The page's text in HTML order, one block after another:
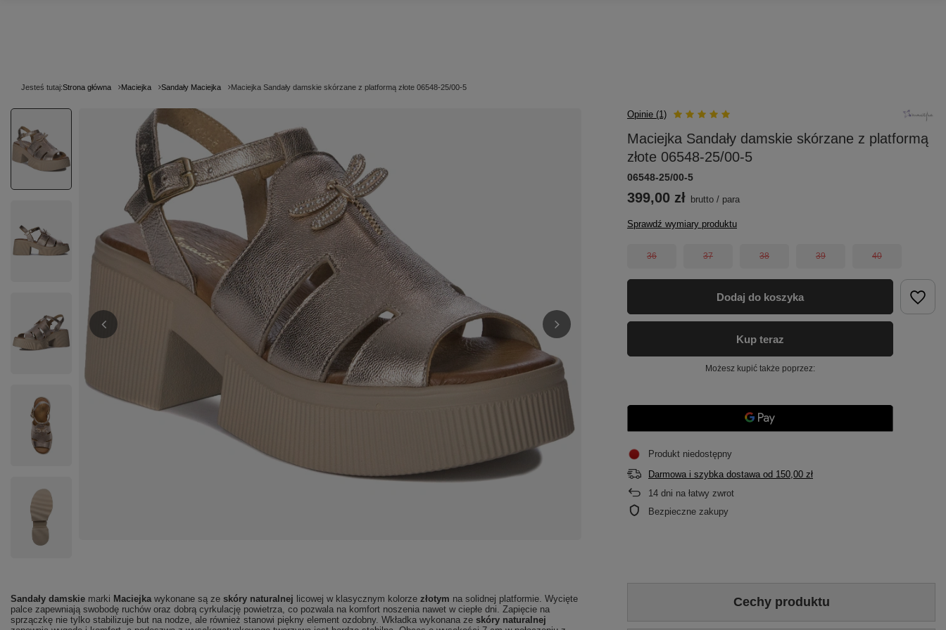
Jesteś tutaj:Strona główna Maciejka Sandały Maciejka Maciejka Sandały damskie skórzane z platformą złote 06548-25/00-5
Opinie (1)
Maciejka Sandały damskie skórzane z platformą
złote 06548-25/00-5
06548-25/00-5
399,00 zł brutto / para
Sprawdź wymiary produktu
36 37 38 39 40
Dodaj do koszyka
Kup teraz
Możesz kupić także poprzez:
Produkt niedostępny
Darmowa i szybka dostawa od 150,00 zł
14 dni na łatwy zwrot
Bezpieczne zakupy
Sandały damskie marki Maciejka wykonane są ze skóry naturalnej licowej w klasycznym kolorze złotym na solidnej platformie. Wycięte
palce zapewniają swobodę ruchów oraz dobrą cyrkulację powietrza, co pozwala na komfort noszenia nawet w ciepłe dni. Zapięcie na
sprzączkę nie tylko stabilizuje but na nodze, ale również stanowi piękny element ozdobny. Wkładka wykonana ze skóry naturalnej
Cechy produktu